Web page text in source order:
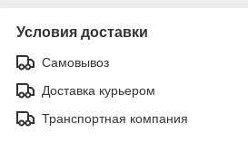
Условия доставки
Самовывоз
Доставка курьером
Транспортная компания